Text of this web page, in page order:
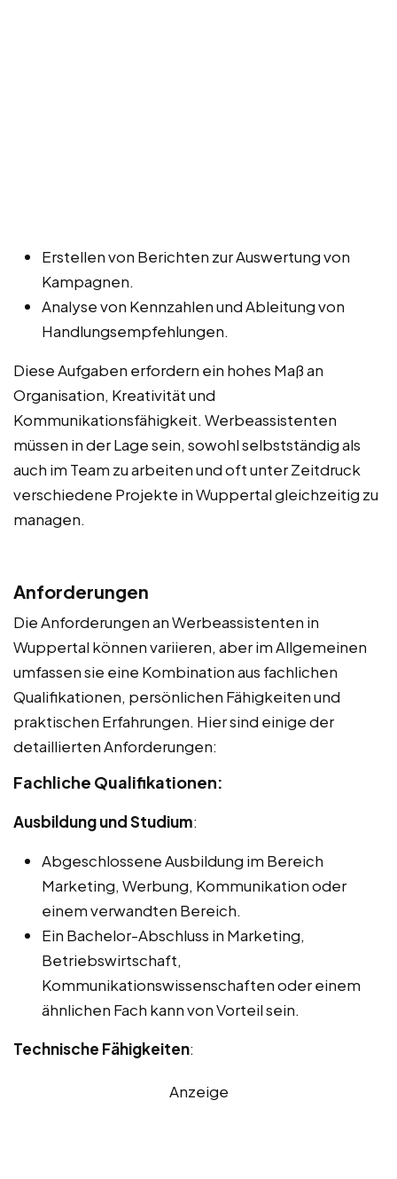
Erstellen von Berichten zur Auswertung von
Kampagnen.
Analyse von Kennzahlen und Ableitung von
Handlungsempfehlungen.
Diese Aufgaben erfordern ein hohes Maß an
Organisation, Kreativität und
Kommunikationsfähigkeit. Werbeassistenten
müssen in der Lage sein, sowohl selbstständig als
auch im Team zu arbeiten und oft unter Zeitdruck
verschiedene Projekte in Wuppertal gleichzeitig zu
managen.
Anforderungen
Die Anforderungen an Werbeassistenten in
Wuppertal können variieren, aber im Allgemeinen
umfassen sie eine Kombination aus fachlichen
Qualifikationen, persönlichen Fähigkeiten und
praktischen Erfahrungen. Hier sind einige der
detaillierten Anforderungen:
Fachliche Qualifikationen:
Ausbildung und Studium:
Abgeschlossene Ausbildung im Bereich
Marketing, Werbung, Kommunikation oder
einem verwandten Bereich.
Ein Bachelor-Abschluss in Marketing,
Betriebswirtschaft,
Kommunikationswissenschaften oder einem
ähnlichen Fach kann von Vorteil sein.
Technische Fähigkeiten:
Anzeige